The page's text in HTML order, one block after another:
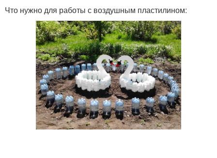
Что нужно для работы с воздушным пластилином: